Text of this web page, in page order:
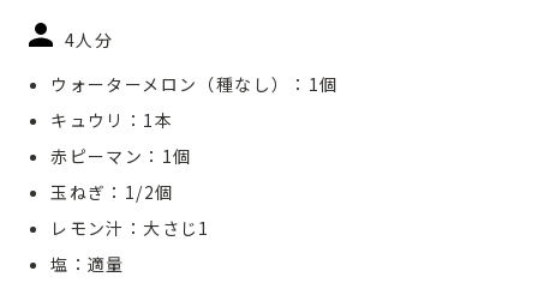
4人分
ウォーターメロン（種なし）：1個
キュウリ：1本
赤ピーマン：1個
玉ねぎ：1/2個
レモン汁：大さじ1
塩：適量